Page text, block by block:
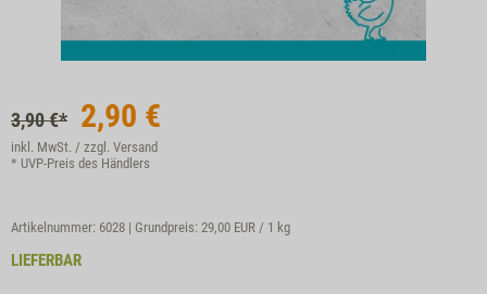
3,90 €* 2,90 €
inkl. MwSt. / zzgl. Versand
* UVP-Preis des Händlers
Artikelnummer: 6028 | Grundpreis: 29,00 EUR / 1 kg
LIEFERBAR